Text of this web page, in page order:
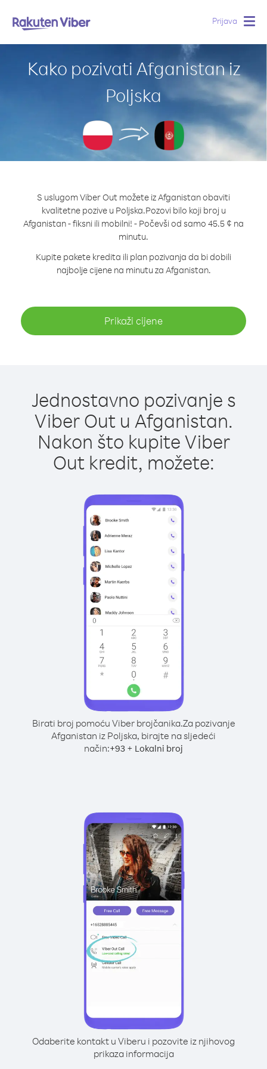
Prijava
Kako pozivati Afganistan iz
Poljska
S uslugom Viber Out možete iz Afganistan obaviti
kvalitetne pozive u Poljska.Pozovi bilo koji broj u
Afganistan - fiksni ili mobilni! - Počevši od samo 45.5 ¢ na
minutu.
Kupite pakete kredita ili plan pozivanja da bi dobili
najbolje cijene na minutu za Afganistan.
Prikaži cijene
Jednostavno pozivanje s
Viber Out u Afganistan.
Nakon što kupite Viber
Out kredit, možete:
Birati broj pomoću Viber brojčanika.Za pozivanje
Afganistan iz Poljska, birajte na sljedeći
način:+93 + Lokalni broj
Odaberite kontakt u Viberu i pozovite iz njihovog
prikaza informacija